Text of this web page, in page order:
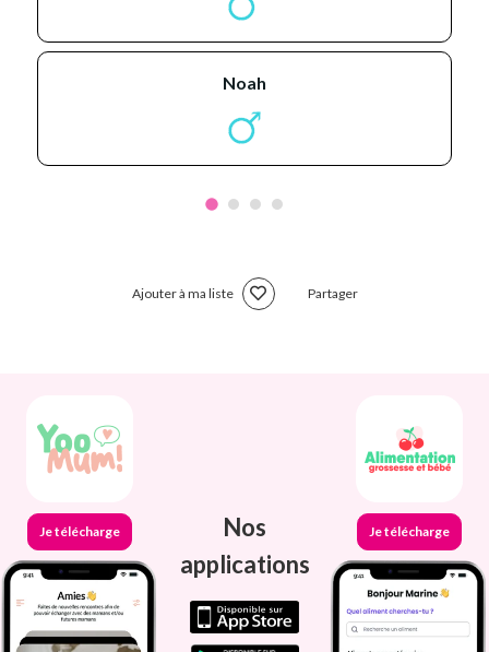
noah
Ajouter à ma liste Partager
Je télécharge
Nos
applications
Je télécharge